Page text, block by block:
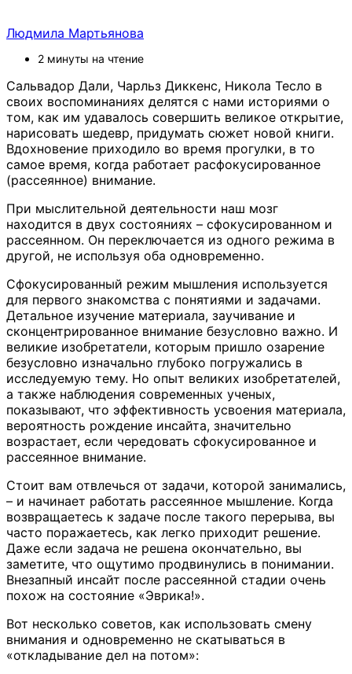
Людмила Мартьянова
2 минуты на чтение
Сальвадор Дали, Чарльз Диккенс, Никола Тесло в
своих воспоминаниях делятся с нами историями о
том, как им удавалось совершить великое открытие,
нарисовать шедевр, придумать сюжет новой книги.
Вдохновение приходило во время прогулки, в то
самое время, когда работает расфокусированное
(рассеянное) внимание.
При мыслительной деятельности наш мозг
находится в двух состояниях – сфокусированном и
рассеянном. Он переключается из одного режима в
другой, не используя оба одновременно.
Сфокусированный режим мышления используется
для первого знакомства с понятиями и задачами.
Детальное изучение материала, заучивание и
сконцентрированное внимание безусловно важно. И
великие изобретатели, которым пришло озарение
безусловно изначально глубоко погружались в
исследуемую тему. Но опыт великих изобретателей,
а также наблюдения современных ученых,
показывают, что эффективность усвоения материала,
вероятность рождение инсайта, значительно
возрастает, если чередовать сфокусированное и
рассеянное внимание.
Стоит вам отвлечься от задачи, которой занимались,
– и начинает работать рассеянное мышление. Когда
возвращаетесь к задаче после такого перерыва, вы
часто поражаетесь, как легко приходит решение.
Даже если задача не решена окончательно, вы
заметите, что ощутимо продвинулись в понимании.
Внезапный инсайт после рассеянной стадии очень
похож на состояние «Эврика!».
Вот несколько советов, как использовать смену
внимания и одновременно не скатываться в
«откладывание дел на потом»: